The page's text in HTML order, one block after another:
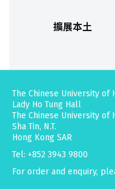
擴展本土
The Chinese University of
Lady Ho Tung Hall
The Chinese University of
Sha Tin, N.T.
Hong Kong SAR
Tel: +852 3943 9800
For order and enquiry,